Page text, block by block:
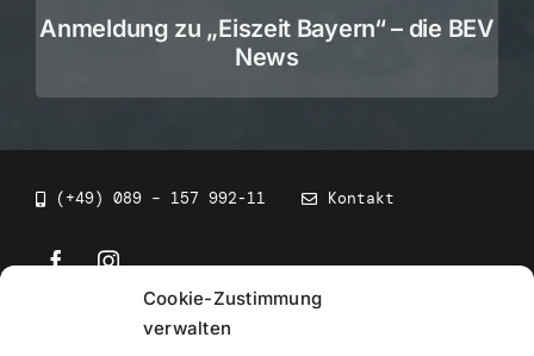
Cookie-Zustimmung
verwalten
Anmeldung zu „Eiszeit Bayern“ – die BEV
News
(+49) 089 – 157 992-11 Kontakt
• BEV Bayerischer Eissportverband